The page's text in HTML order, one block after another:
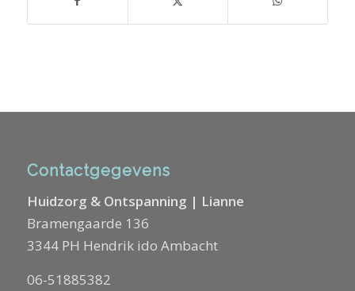
Contactgegevens
Huidzorg & Ontspanning | Lianne
Bramengaarde 136
3344 PH Hendrik ido Ambacht
06-51885382